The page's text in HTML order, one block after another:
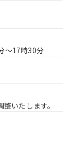
〜17時30分
いたします。